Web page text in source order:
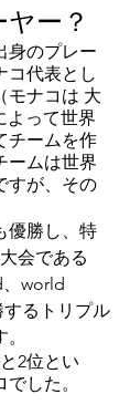
ー？
身のプレー
コ代表とし
モナコは 大
よって世界
チームを作
ームは世界
すが、その
優勝し、特
会である
world
るトリプル
2位とい
した。